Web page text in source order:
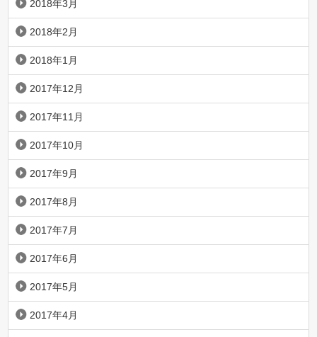
2018年3月
2018年2月
2018年1月
2017年12月
2017年11月
2017年10月
2017年9月
2017年8月
2017年7月
2017年6月
2017年5月
2017年4月